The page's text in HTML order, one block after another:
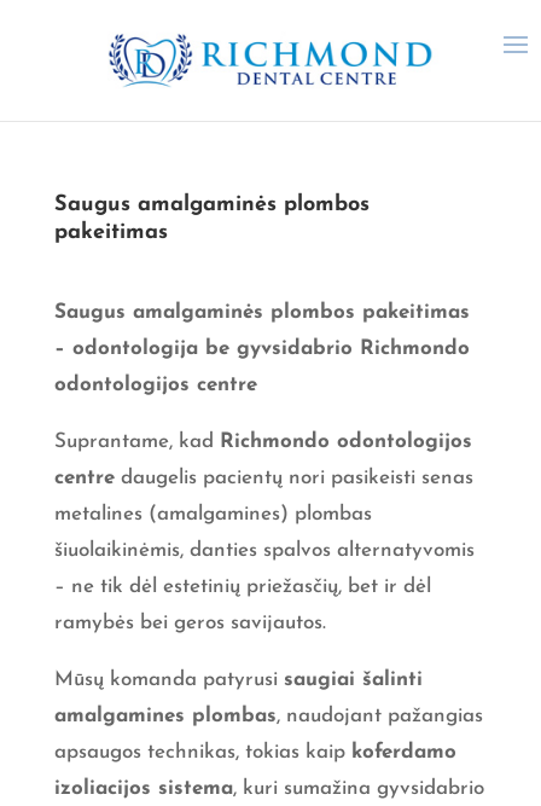
Saugus amalgaminės plombos
pakeitimas
Saugus amalgaminės plombos pakeitimas
– odontologija be gyvsidabrio Richmondo
odontologijos centre
Suprantame, kad
Richmondo odontologijos
centredaugelis pacientų nori pasikeisti senas
metalines (amalgamines) plombas
šiuolaikinėmis, danties spalvos alternatyvomis
– ne tik dėl estetinių priežasčių, bet ir dėl
ramybės bei geros savijautos.
Mūsų komanda patyrusi saugiai šalinti
amalgamines plombas, naudojant pažangias
apsaugos technikas, tokias kaip koferdamo
izoliacijos sistema, kuri sumažina gyvsidabrio